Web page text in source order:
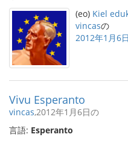
(eo) Kiel
vincasの
2012年1月6日
Vivu Esperanto
vincas,2012年1月6日の
言語: Esperanto